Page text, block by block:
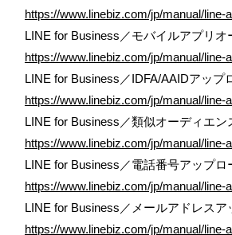
https://www.linebiz.com/jp/manual/line-
LINE for Business／モバイルアプリオ
https://www.linebiz.com/jp/manual/line-
LINE for Business／IDFA/AAIDアップ
https://www.linebiz.com/jp/manual/line-
LINE for Business／類似オーディエン
https://www.linebiz.com/jp/manual/line-
LINE for Business／電話番号アップロ
https://www.linebiz.com/jp/manual/line-
LINE for Business／メールアドレスア
https://www.linebiz.com/jp/manual/line-